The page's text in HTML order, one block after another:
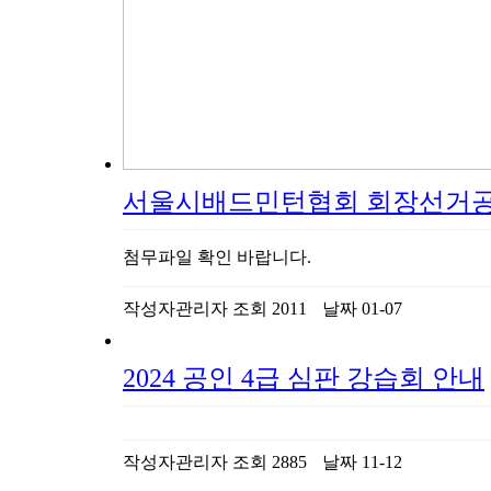
서울시배드민턴협회 회장선거
첨무파일 확인 바랍니다.
작성자관리자 조회 2011 날짜 01-07
2024 공인 4급 심판 강습회 안내
작성자관리자 조회 2885 날짜 11-12